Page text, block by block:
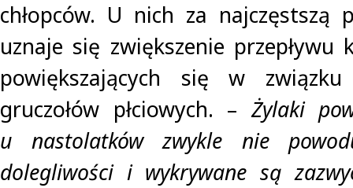
chłopców. U nich za najczęstszą
uznaje się zwiększenie przepływu
powiększających się w
gruczołów płciowych. –Żylaki
u nastolatków zwykle nie
dolegliwości i wykrywane są